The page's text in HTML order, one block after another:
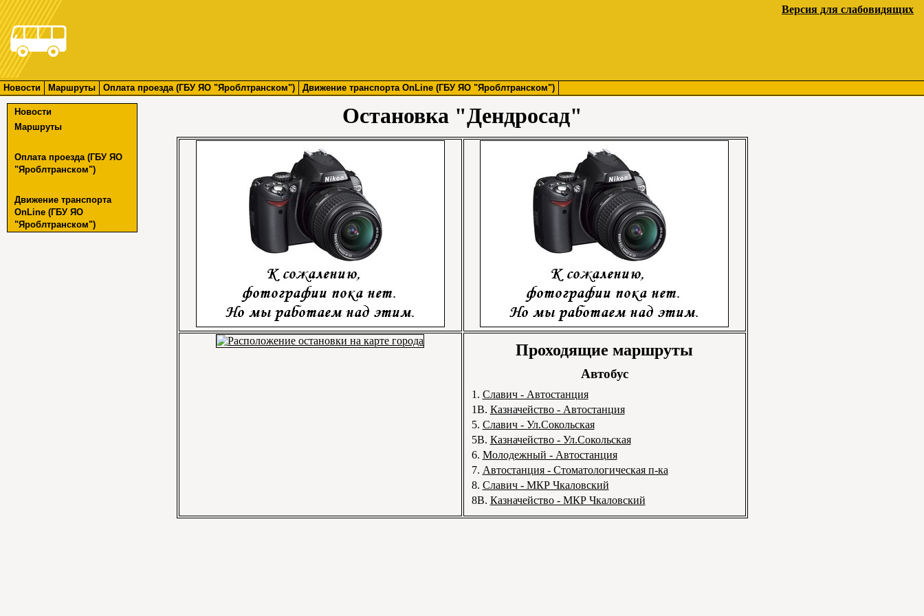
Версия для слабовидящих
Новости Маршруты Оплата проезда (ГБУ ЯО "Яроблтранском") Движение транспорта OnLine (ГБУ ЯО "Яроблтранском")
Новости
Маршруты
Оплата проезда (ГБУ ЯО
"Яроблтранском")
Движение транспорта
OnLine (ГБУ ЯО
"Яроблтранском")
Остановка "Дендросад"
Проходящие маршруты
Автобус
1. Славич - Автостанция
1В. Казначейство - Автостанция
5. Славич - Ул.Сокольская
5В. Казначейство - Ул.Сокольская
6. Молодежный - Автостанция
7. Автостанция - Стоматологическая п-ка
8. Славич - МКР Чкаловский
8В. Казначейство - МКР Чкаловский